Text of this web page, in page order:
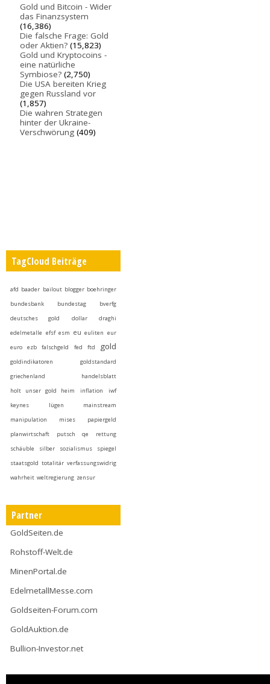
Gold und Bitcoin - Wider
das Finanzsystem
(16,386)
Die falsche Frage: Gold
oder Aktien? (15,823)
Gold und Kryptocoins -
eine natürliche
Symbiose? (2,750)
Die USA bereiten Krieg
gegen Russland vor
(1,857)
Die wahren Strategen
hinter der Ukraine-
Verschwörung (409)
TagCloud Beiträge
afd baader bailout blogger boehringer
bundesbank
bundestag
bverfg
deutsches gold
dollar
draghi
edelmetalle efsf esm eu euliten eur
euro
ezb falschgeld fed ftd gold
goldindikatoren
goldstandard
griechenland
handelsblatt
holt unser gold heim
inflation
iwf
keynes
lügen
mainstream
manipulation
mises
papiergeld
planwirtschaft
putsch qe
rettung
schäuble
silber sozialismus
spiegel
staatsgold totalitär verfassungswidrig
wahrheit weltregierung zensur
Partner
GoldSeiten.de
Rohstoff-Welt.de
MinenPortal.de
EdelmetallMesse.com
Goldseiten-Forum.com
GoldAuktion.de
Bullion-Investor.net